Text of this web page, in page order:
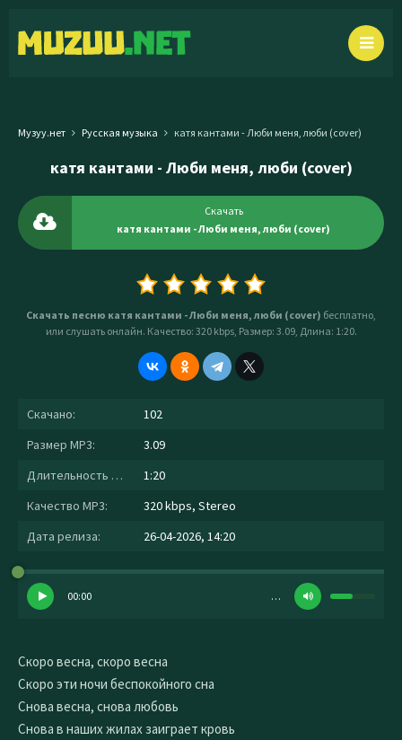
Музуу.нет Русская музыка катя кантами - Люби меня, люби (cover)
катя кантами - Люби меня, люби (cover)
Скачать
катя кантами - Люби меня, люби (cover)
Скачать песню катя кантами - Люби меня, люби (cover) бесплатно,
или слушать онлайн. Качество: 320 kbps, Размер: 3.09, Длина: 1:20.
Скачано:
102
Размер MP3:
3.09
Длительность MP3:
1:20
Качество MP3:
320 kbps, Stereo
Дата релиза:
26-04-2026, 14:20
00:00 …
Скоро весна, скоро весна
Скоро эти ночи беспокойного сна
Снова весна, снова любовь
Снова в наших жилах заиграет кровь